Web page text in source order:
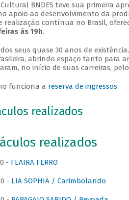
Cultural BNDES teve sua primeira
apoio ao desenvolvimento da
realização contínua no Brasil,
às 19h.
seus quase 30 anos de
abrindo espaço tanto para
no início de suas carreiras,
funciona a reserva de ingressos.
realizados
realizados
- FLAIRA FERRO
- LIA SOPHIA / Carimbolando